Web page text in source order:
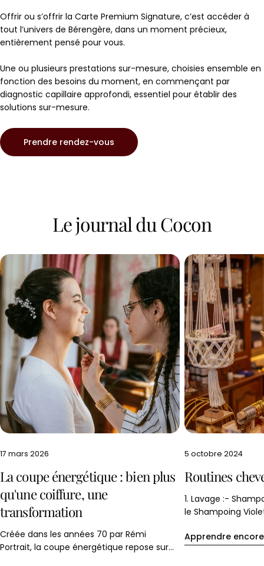
Offrir ou s’offrir la Carte Premium Signature, c’est accéder à
tout l’univers de Bérengère, dans un moment précieux,
entièrement pensé pour vous.
Une ou plusieurs prestations sur-mesure, choisies ensemble en
fonction des besoins du moment, en commençant par
diagnostic capillaire approfondi, essentiel pour établir des
solutions sur-mesure.
Prendre rendez-vous
Le journal du Cocon
17 mars 2026
La coupe énergétique : bien plus
qu'une coiffure, une
transformation
Créée dans les années 70 par Rémi
Portrait, la coupe énergétique repose sur
5 octobre 2024
Routines
1. Lavage :-
le Shampoing
ton blond.2.
Apprendre